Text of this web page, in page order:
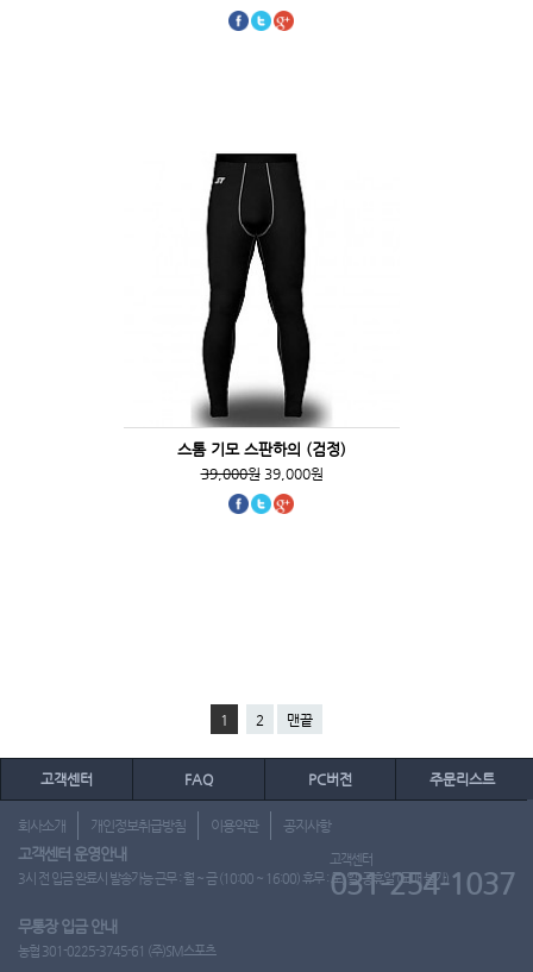
스톰 기모 스판하의 (검정)
39,000원39,000원
1 2 맨끝
고객센터 FAQ PC버전 주문리스트
회사소개 개인정보취급방침 이용약관 공지사항
고객센터 운영안내
3시 전 입금 완료시 발송가능 근무 : 월 ~ 금 (10:00 ~ 16:00) 휴무 : 토, 일, 공휴일 (도매 불가)
고객센터
031-254-1037
무통장 입금 안내
농협 301-0225-3745-61 (주)SM스포츠